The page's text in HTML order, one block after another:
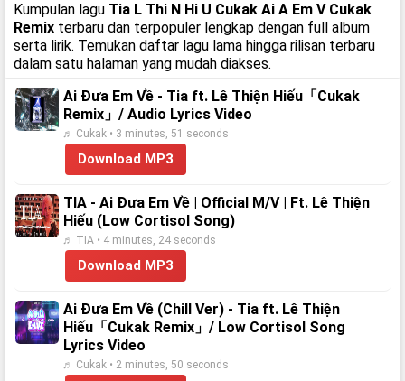
Kumpulan lagu Tia L Thi N Hi U Cukak Ai A Em V Cukak
Remix terbaru dan terpopuler lengkap dengan full album
serta lirik. Temukan daftar lagu lama hingga rilisan terbaru
dalam satu halaman yang mudah diakses.
Ai Đưa Em Về - Tia ft. Lê Thiện Hiếu「Cukak
Remix」/ Audio Lyrics Video
♬ Cukak • 3 minutes, 51 seconds
Download MP3
TIA - Ai Đưa Em Về | Official M/V | Ft. Lê Thiện
Hiếu (Low Cortisol Song)
♬ TIA • 4 minutes, 24 seconds
Download MP3
Ai Đưa Em Về (Chill Ver) - Tia ft. Lê Thiện
Hiếu「Cukak Remix」/ Low Cortisol Song
Lyrics Video
♬ Cukak • 2 minutes, 50 seconds